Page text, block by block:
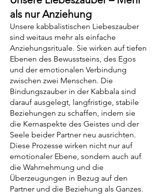
als nur Anziehung
Unsere kabbalistischen Liebeszauber
sind weitaus mehr als einfache
Anziehungsrituale. Sie wirken auf tiefen
Ebenen des Bewusstseins, des Egos
und der emotionalen Verbindung
zwischen zwei Menschen. Die
Bindungszauber in der Kabbala sind
darauf ausgelegt, langfristige, stabile
Beziehungen zu schaffen, indem sie
die Kernaspekte des Geistes und der
Seele beider Partner neu ausrichten.
Diese Prozesse wirken nicht nur auf
emotionaler Ebene, sondern auch auf
die Wahrnehmung und die
Überzeugungen in Bezug auf den
Partner und die Beziehung als Ganzes.